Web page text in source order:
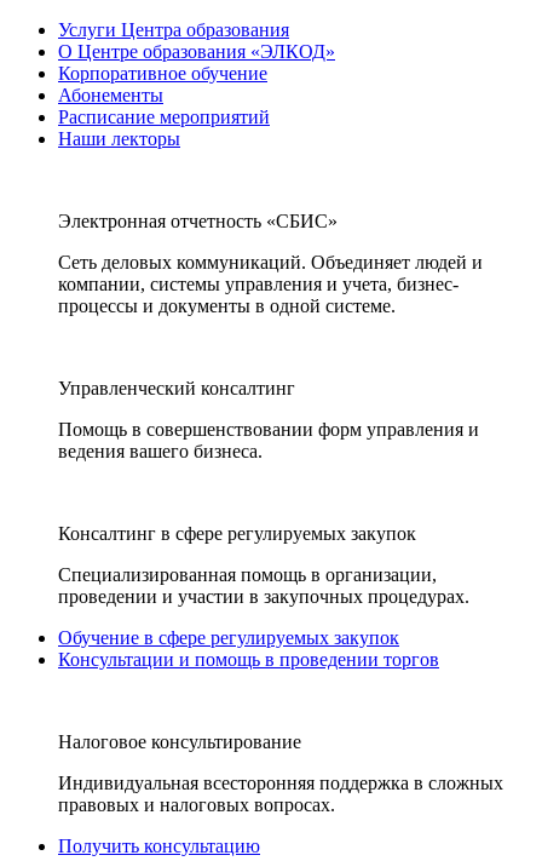
Услуги Центра образования
О Центре образования «ЭЛКОД»
Корпоративное обучение
Абонементы
Расписание мероприятий
Наши лекторы
Электронная отчетность «СБИС»
Сеть деловых коммуникаций. Объединяет людей и
компании, системы управления и учета, бизнес-
процессы и документы в одной системе.
Управленческий консалтинг
Помощь в совершенствовании форм управления и
ведения вашего бизнеса.
Консалтинг в сфере регулируемых закупок
Специализированная помощь в организации,
проведении и участии в закупочных процедурах.
Обучение в сфере регулируемых закупок
Консультации и помощь в проведении торгов
Налоговое консультирование
Индивидуальная всесторонняя поддержка в сложных
правовых и налоговых вопросах.
Получить консультацию